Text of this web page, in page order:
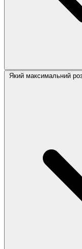
Який максимальний